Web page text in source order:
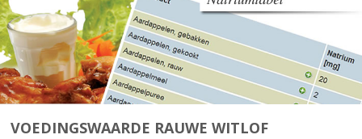
VOEDINGSWAARDE RAUWE WITLOF